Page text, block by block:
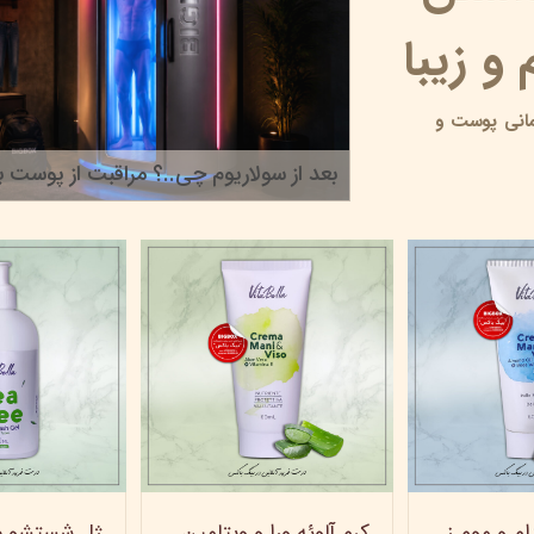
بعد از سولاریوم چی..؟ مراقبت از پوست
زیبا
پوست و